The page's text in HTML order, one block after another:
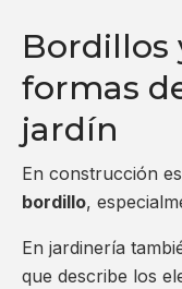
Bordillos
formas
jardín
En construcción
bordillo,
En jardinería
que describe los